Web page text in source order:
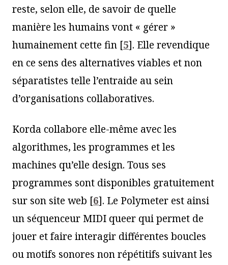
reste, selon elle, de savoir de quelle
manière les humains vont « gérer »
humainement cette fin [5]. Elle revendique
en ce sens des alternatives viables et non
séparatistes telle l’entraide au sein
d’organisations collaboratives.
Korda collabore elle-même avec les
algorithmes, les programmes et les
machines qu’elle design. Tous ses
programmes sont disponibles gratuitement
sur son site web [6]. Le Polymeter est ainsi
un séquenceur MIDI queer qui permet de
jouer et faire interagir différentes boucles
ou motifs sonores non répétitifs suivant les